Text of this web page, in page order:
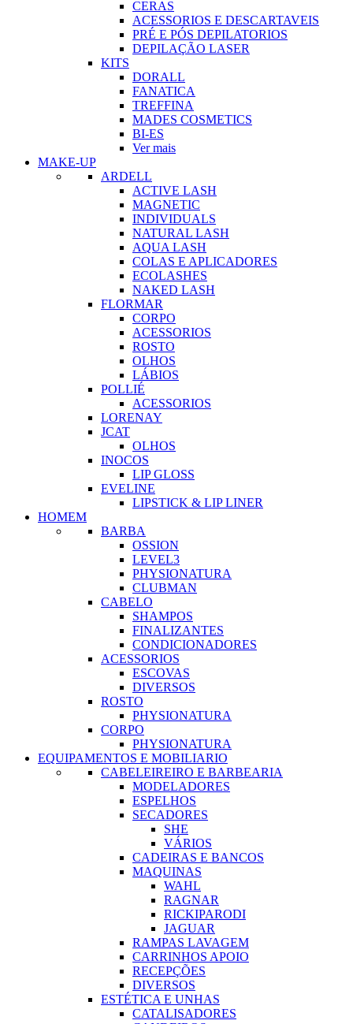
CERAS
ACESSORIOS E DESCARTAVEIS
PRÉ E PÓS DEPILATORIOS
DEPILAÇÃO LASER
KITS
DORALL
FANATICA
TREFFINA
MADES COSMETICS
BI-ES
Ver mais
MAKE-UP
ARDELL
ACTIVE LASH
MAGNETIC
INDIVIDUALS
NATURAL LASH
AQUA LASH
COLAS E APLICADORES
ECOLASHES
NAKED LASH
FLORMAR
CORPO
ACESSORIOS
ROSTO
OLHOS
LÁBIOS
POLLIÉ
ACESSORIOS
LORENAY
JCAT
OLHOS
INOCOS
LIP GLOSS
EVELINE
LIPSTICK & LIP LINER
HOMEM
BARBA
OSSION
LEVEL3
PHYSIONATURA
CLUBMAN
CABELO
SHAMPOS
FINALIZANTES
CONDICIONADORES
ACESSORIOS
ESCOVAS
DIVERSOS
ROSTO
PHYSIONATURA
CORPO
PHYSIONATURA
EQUIPAMENTOS E MOBILIARIO
CABELEIREIRO E BARBEARIA
MODELADORES
ESPELHOS
SECADORES
SHE
VÁRIOS
CADEIRAS E BANCOS
MAQUINAS
WAHL
RAGNAR
RICKIPARODI
JAGUAR
RAMPAS LAVAGEM
CARRINHOS APOIO
RECEPÇÕES
DIVERSOS
ESTÉTICA E UNHAS
CATALISADORES